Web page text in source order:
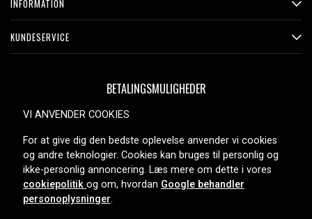
INFORMATION
KUNDESERVICE
BETALINGSMULIGHEDER
LEVERINGSMULIGHEDER
VI ANVENDER COOKIES
For at give dig den bedste oplevelse anvender vi cookies
og andre teknologier. Cookies kan bruges til personlig og
ikke-personlig annoncering. Læs mere om dette i vores
cookiepolitik og om, hvordan Google behandler
personoplysninger.